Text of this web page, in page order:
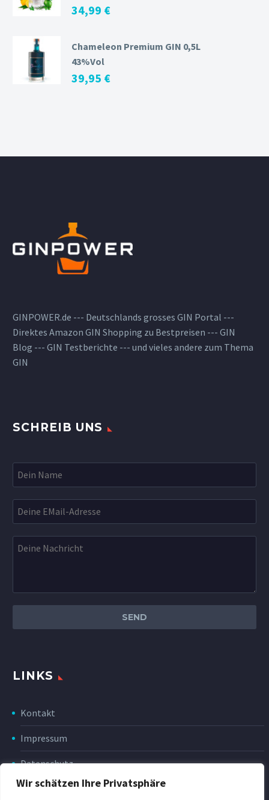
Wir schätzen Ihre Privatsphäre
34,99 €
Chameleon Premium GIN 0,5L
43%Vol
39,95 €
GINPOWER.de --- Deutschlands grosses GIN Portal ---
Direktes Amazon GIN Shopping zu Bestpreisen --- GIN
Blog --- GIN Testberichte --- und vieles andere zum Thema
GIN
SCHREIB UNS
LINKS
Kontakt
Impressum
Datenschutz
Disclaimer